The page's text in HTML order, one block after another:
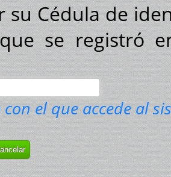
su Cédula de
se registró
el que accede al